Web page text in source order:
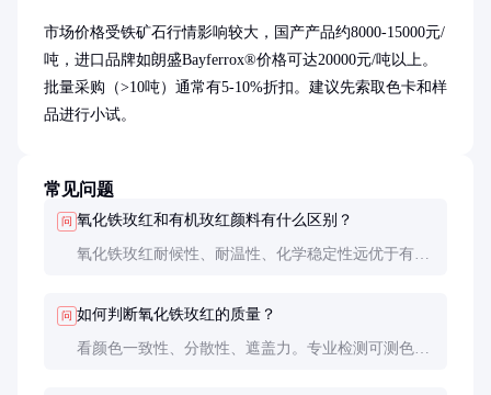
市场价格受铁矿石行情影响较大，国产产品约8000-15000元/
吨，进口品牌如朗盛Bayferrox®价格可达20000元/吨以上。
批量采购（>10吨）通常有5-10%折扣。建议先索取色卡和样
品进行小试。
常见问题
问 氧化铁玫红和有机玫红颜料有什么区别？
氧化铁玫红耐候性、耐温性、化学稳定性远优于有机
问 如何判断氧化铁玫红的质量？
看颜色一致性、分散性、遮盖力。专业检测可测色差